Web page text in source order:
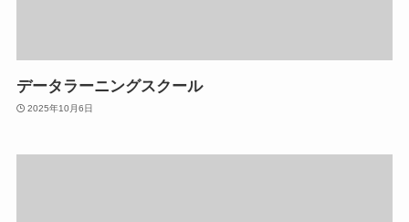
データラーニングスクール
2025年10月6日